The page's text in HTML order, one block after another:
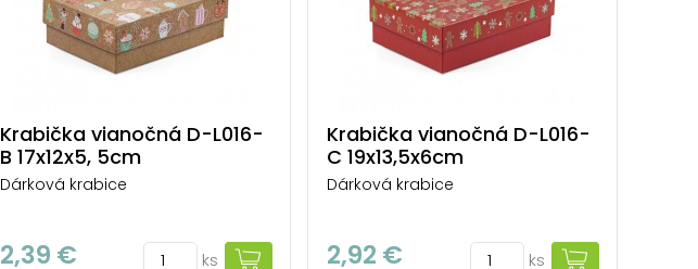
Krabička vianočná D-L016-
B 17x12x5, 5cm
Dárková krabice
2,39 € ks
Krabička vianočná D-L016-
C 19x13,5x6cm
Dárková krabice
2,92 € ks